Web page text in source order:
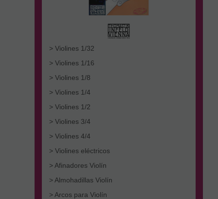
> Violines 1/32
> Violines 1/16
> Violines 1/8
> Violines 1/4
> Violines 1/2
> Violines 3/4
> Violines 4/4
> Violines eléctricos
> Afinadores Violín
> Almohadillas Violín
> Arcos para Violín